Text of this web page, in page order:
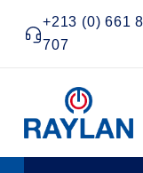
+213 (0) 661
707